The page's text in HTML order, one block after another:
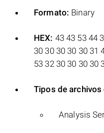
Formato: Binary
HEX: 43 43 53 44
30 30 30 30 30 31
53 32 30 30 30 30
Tipos de archivos
Analysis